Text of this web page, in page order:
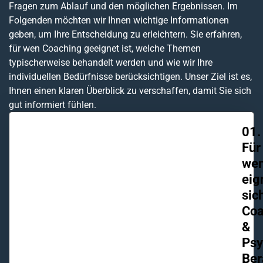
Fragen zum Ablauf und den möglichen Ergebnissen. Im
Folgenden möchten wir Ihnen wichtige Informationen
geben, um Ihre Entscheidung zu erleichtern. Sie erfahren,
für wen Coaching geeignet ist, welche Themen
typischerweise behandelt werden und wie wir Ihre
individuellen Bedürfnisse berücksichtigen. Unser Ziel ist es,
Ihnen einen klaren Überblick zu verschaffen, damit Sie sich
gut informiert fühlen.
01.
Für
&